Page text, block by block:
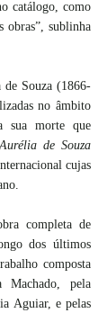
catálogo, como
obras”, sublinha
de Souza (1866-
no âmbito
sua morte que
Aurélia de Souza
cujas
completa de
dos últimos
composta
Machado, pela
Aguiar, e pelas